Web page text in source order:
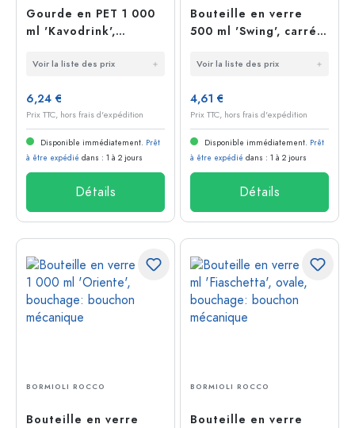
Gourde en PET 1 000
ml 'Kavodrink',
Voir la liste des prix
6,24 €
Prix TTC, hors frais d'expédition
Disponible immédiatement. Prêt
à être expédié dans : 1 à 2 jours
Détails
Bouteille en verre
500 ml 'Swing', carrée,
bouchon mécanique
Voir la liste des prix
4,61 €
Prix TTC, hors frais d'expédition
Disponible immédiatement. Prêt
à être expédié dans : 1 à 2 jours
Détails
BORMIOLI ROCCO
Bouteille en verre
BORMIOLI ROCCO
Bouteille en verre